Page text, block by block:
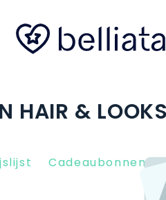
HAIR &
Cadeaubonnen